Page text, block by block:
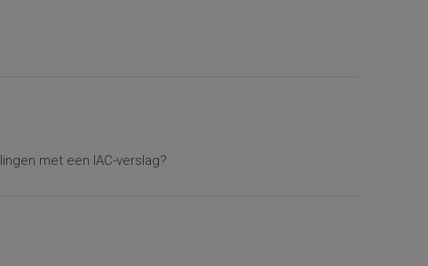
met een IAC-verslag?